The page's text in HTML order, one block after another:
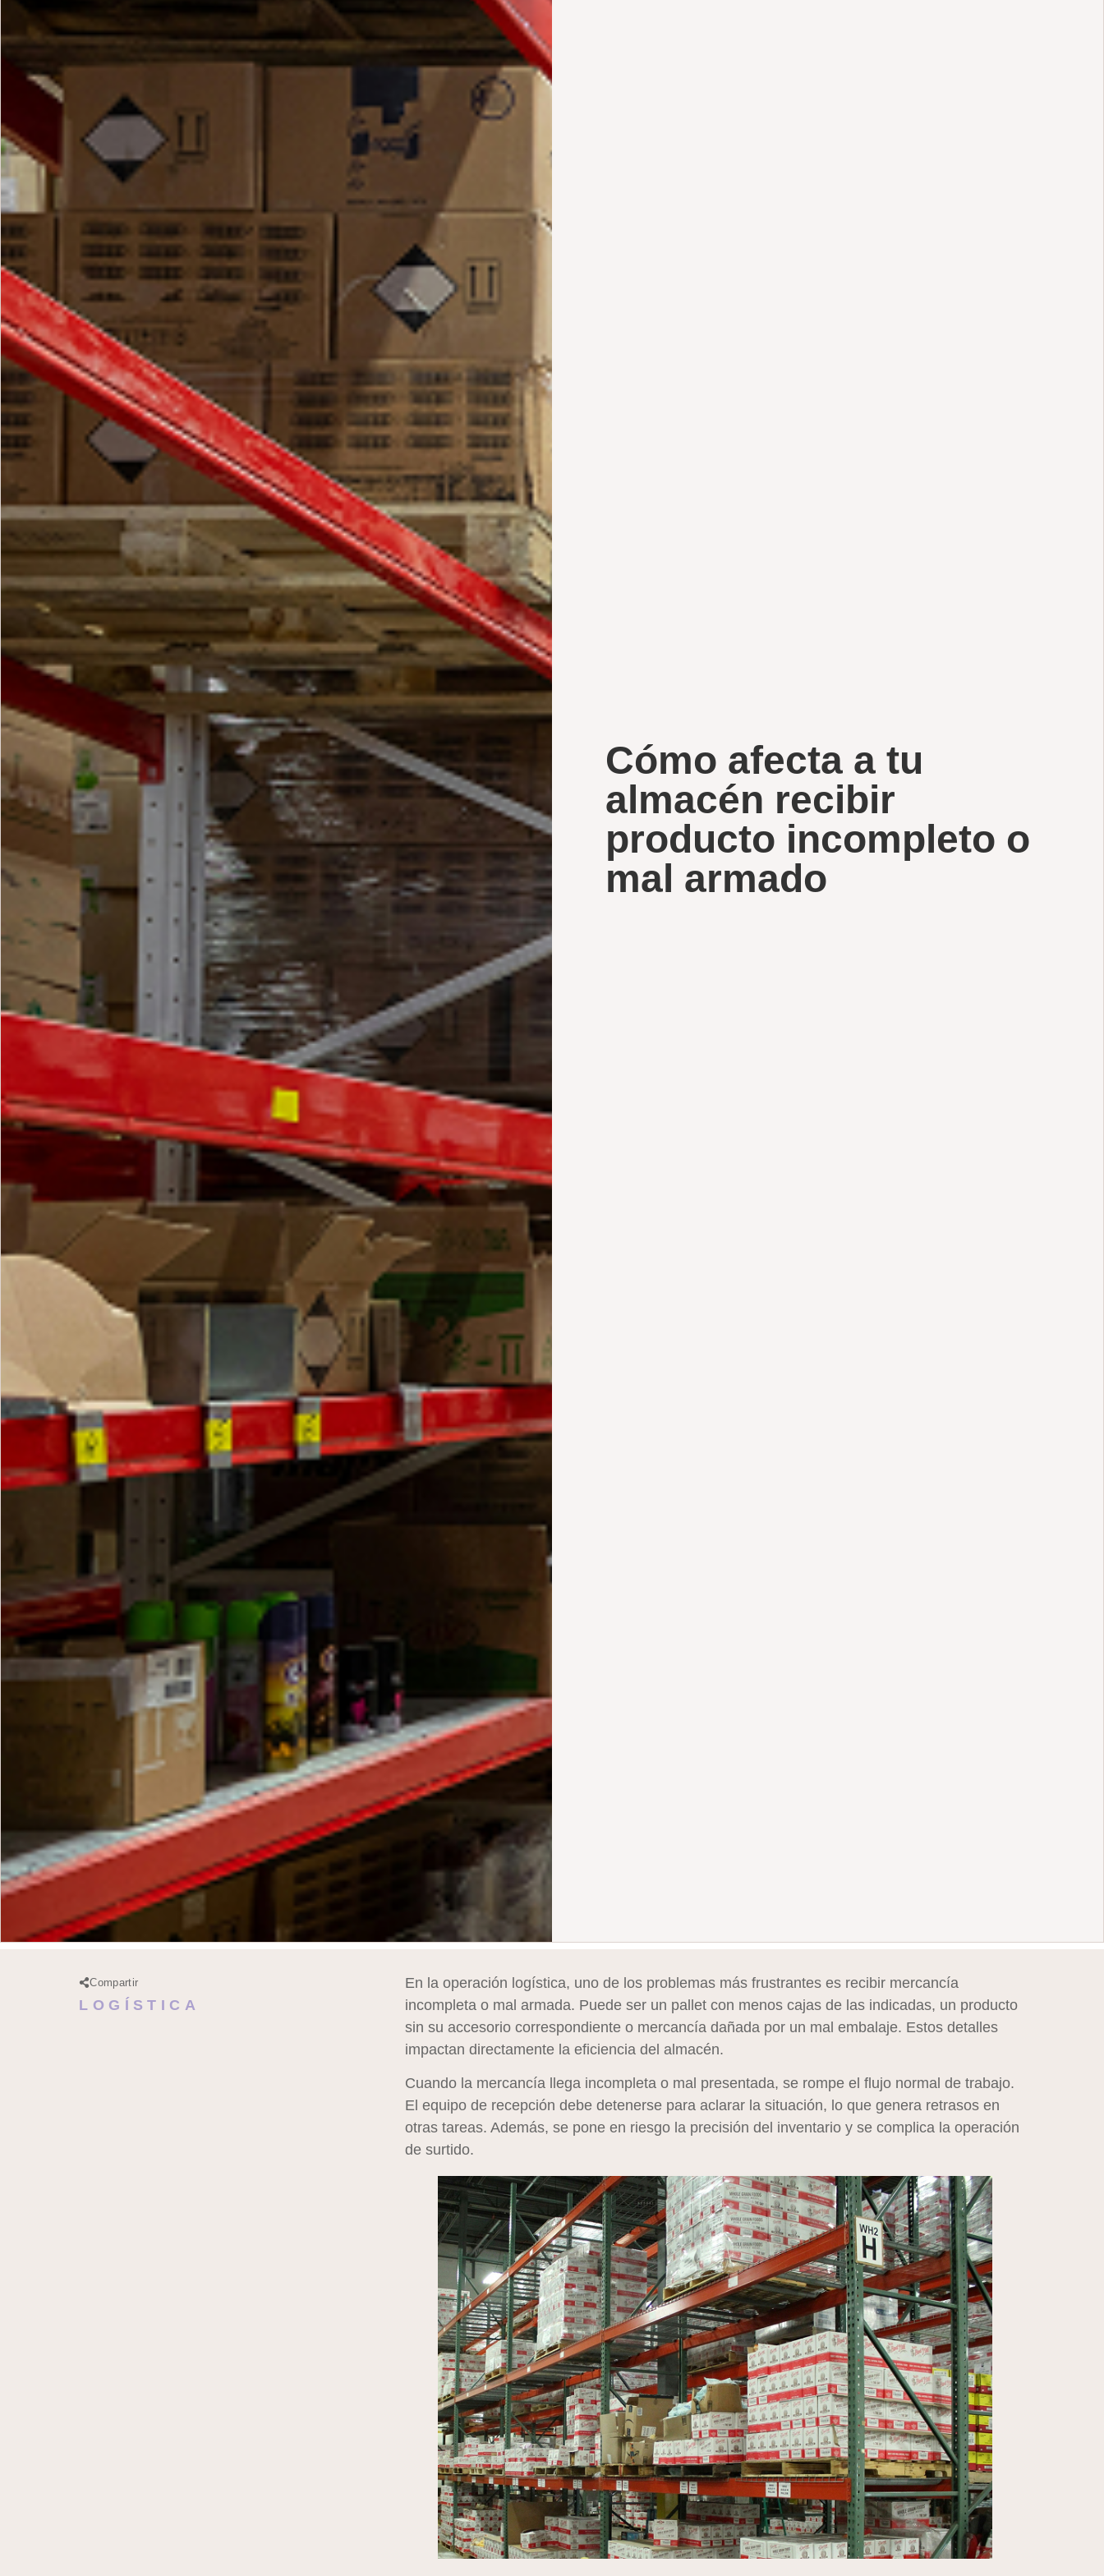
Cómo afecta a tu
almacén recibir
producto incompleto o
mal armado
Compartir
LOGÍSTICA
En la operación logística, uno de los problemas más frustrantes es recibir mercancía
incompleta o mal armada. Puede ser un pallet con menos cajas de las indicadas, un producto
sin su accesorio correspondiente o mercancía dañada por un mal embalaje. Estos detalles
impactan directamente la eficiencia del almacén.
Cuando la mercancía llega incompleta o mal presentada, se rompe el flujo normal de trabajo.
El equipo de recepción debe detenerse para aclarar la situación, lo que genera retrasos en
otras tareas. Además, se pone en riesgo la precisión del inventario y se complica la operación
de surtido.